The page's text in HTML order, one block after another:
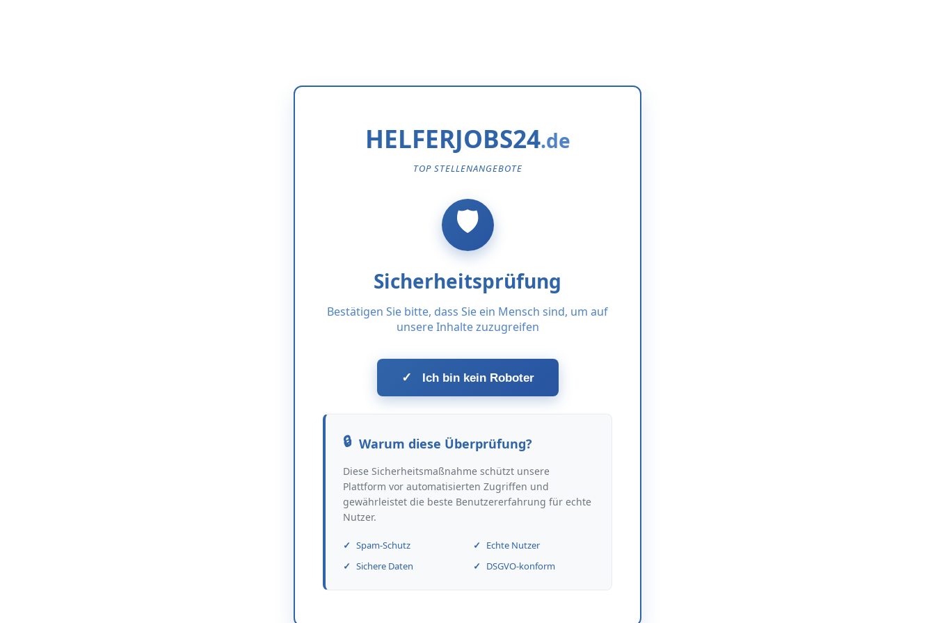
HELFERJOBS24
TOP STELLENANGEBOTE
Sicherheitsprüfung
Bestätigen Sie bitte, dass Sie ein Mensch sind, um auf
unsere Inhalte zuzugreifen
✓ Ich bin kein Roboter
Warum diese Überprüfung?
Diese Sicherheitsmaßnahme schützt unsere
Plattform vor automatisierten Zugriffen und
gewährleistet die beste Benutzererfahrung für echte
Nutzer.
Spam-Schutz
Echte Nutzer
Sichere Daten
DSGVO-konform